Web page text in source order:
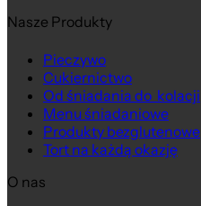
Nasze Produkty
Pieczywo
Cukiernictwo
Od śniadania do kolacji
Menu śniadaniowe
Produkty bezglutenowe
Tort na każdą okazję
O nas